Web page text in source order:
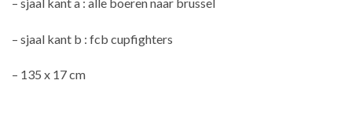
– sjaal kant b : fcb cupfighters
– 135 x 17 cm